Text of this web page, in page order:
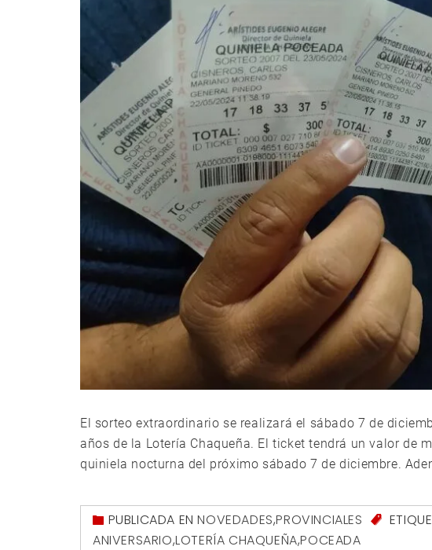
El sorteo extraordinario se realizará el sábado 7 de
años de la Lotería Chaqueña. El ticket tendrá un valor de
quiniela nocturna del próximo sábado 7 de diciembre.
PUBLICADA ENNOVEDADES,PROVINCIALES
ANIVERSARIO,LOTERÍA CHAQUEÑA,POCEADA